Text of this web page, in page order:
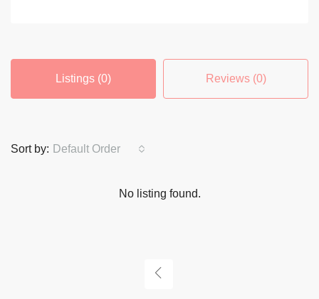
Listings (0) Reviews (0)
Sort by: Default Order
No listing found.